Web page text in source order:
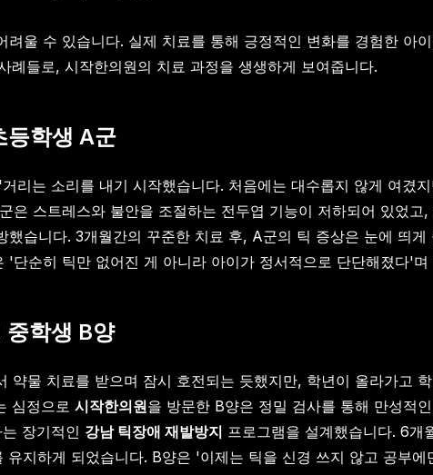
울 수 있습니다. 실제 치료를 통해 긍정적인 변화를 경험한 아
들로, 시작한의원의 치료 과정을 생생하게 보여줍니다.
등학생 A군
는 소리를 내기 시작했습니다. 처음에는 대수롭지 않게 여겼
은 스트레스와 불안을 조절하는 전두엽 기능이 저하되어 있었
습니다. 3개월간의 꾸준한 치료 후, A군의 틱 증상은 눈에 띄
순히 틱만 없어진 게 아니라 아이가 정서적으로 단단해졌다'며
중학생 B양
물 치료를 받으며 잠시 호전되는 듯했지만, 학년이 올라가고
심정으로 시작한의원을 방문한 B양은 정밀 검사를 통해 만성적
장기적인 강남 틱장애 재발방지 프로그램을 설계했습니다. 6개
지하게 되었습니다. B양은 '이제는 틱을 신경 쓰지 않고 공부